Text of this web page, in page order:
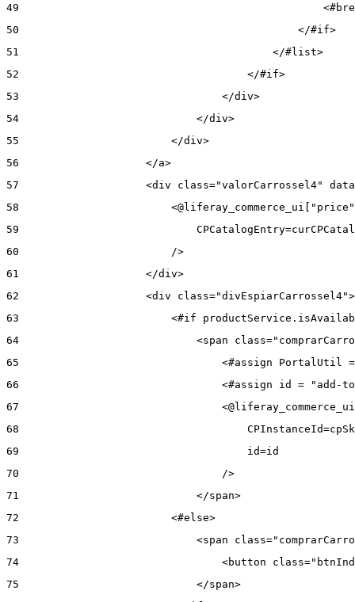
49
50
                                            </#if>
51
                                        </#list>
52
                                    </#if>
53
                                </div>
54
                            </div>
55
                        </div>
56
                    </a>
57
<div class="valorCarrossel4"
58
59
60
                        />
61
                    </div>
62
<div
63
<#if
64
<span
65
<#assign PortalUtil
66
<#assign id = "add-
67
68
69
                                    id=id
70
                                />
71
                            </span>
72
                        <#else>
73
<span
74
<button
75
                            </span>